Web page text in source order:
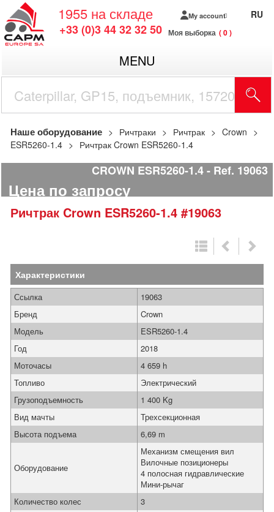
1955 на складе
+33 (0)3 44 32 32 50
My account
Моя выборка 0
RU
MENU
Наше оборудование Ричтраки Ричтрак
Crown
ESR5260-1.4
Ричтрак Crown ESR5260-1.4
CROWN ESR5260-1.4 Ref. 19063
Цена по запросу
Ричтрак Crown ESR5260-1.4 #19063
Характеристики
Ссылка
19063
Бренд
Crown
Модель
ESR5260-1.4
Год
2018
Моточасы
4 659 h
Топливо
Электрический
Грузоподъемность
1 400 Kg
Вид мачты
Трехсекционная
Высота подъема
6,69 m
Оборудование
Механизм смещения вил
Вилочные позиционеры
4 полосная гидравлические
Мини-рычаг
Количество колес
3